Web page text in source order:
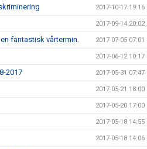
2017-10-17 19:16
2017-09-14 20:02
fantastisk vårtermin. 2017-07-05 07:01
2017-06-12 10:17
2017 2017-05-31 07:47
2017-05-21 18:00
2017-05-20 17:00
2017-05-18 14:55
2017-05-18 14:06